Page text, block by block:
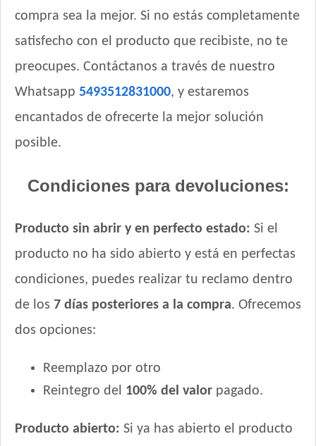
compra sea la mejor. Si no estás completamente
satisfecho con el producto que recibiste, no te
preocupes. Contáctanos a través de nuestro
Whatsapp 5493512831000, y estaremos
encantados de ofrecerte la mejor solución
posible.
Condiciones para devoluciones:
Producto sin abrir y en perfecto estado: Si el
producto no ha sido abierto y está en perfectas
condiciones, puedes realizar tu reclamo dentro
de los 7 días posteriores a la compra. Ofrecemos
dos opciones:
Reemplazo por otro
Reintegro del 100% del valor pagado.
Producto abierto: Si ya has abierto el producto